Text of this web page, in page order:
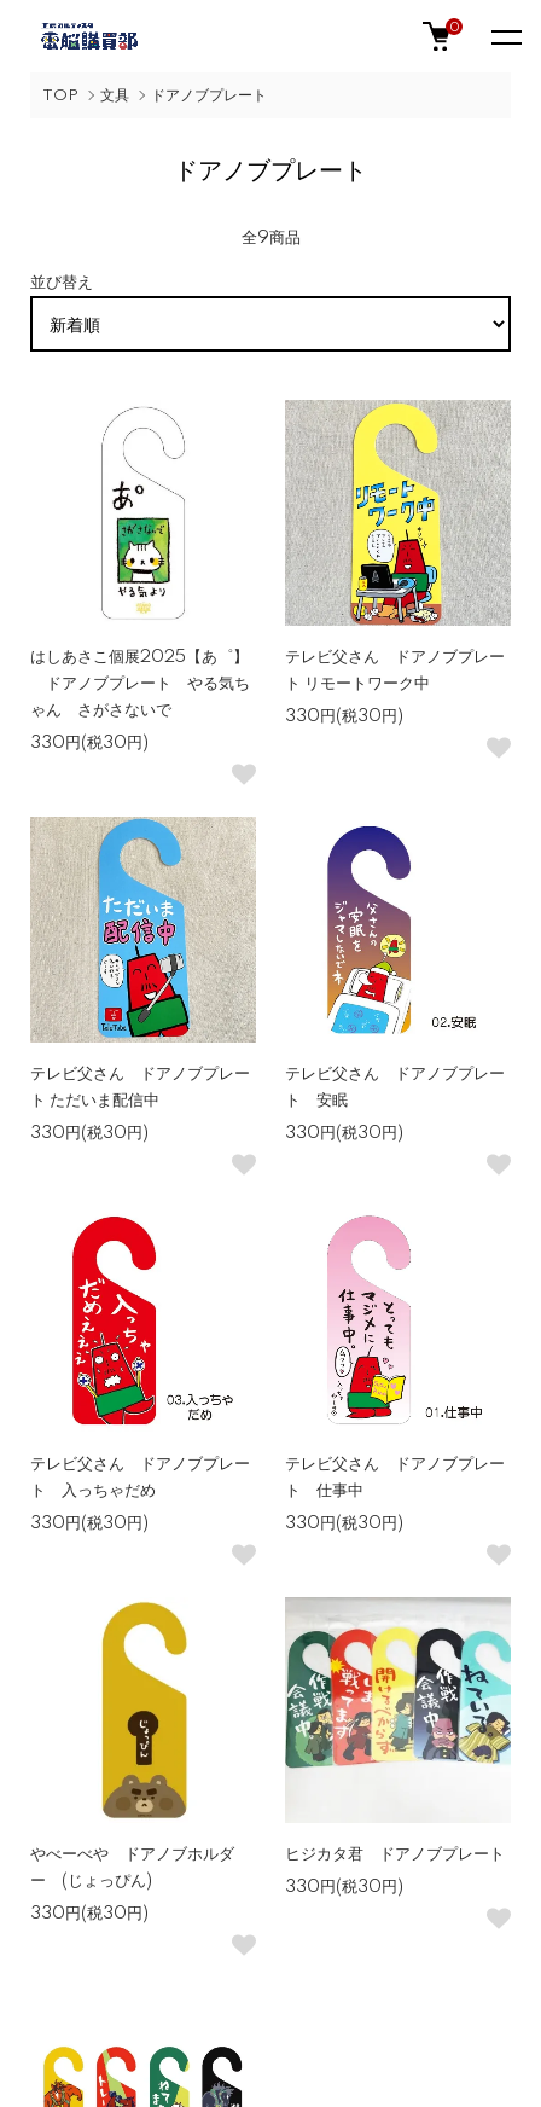
0
TOP 文具 ドアノブプレート
ドアノブプレート
全9商品
並び替え
はしあさこ個展2025【あ゜】
ドアノブプレート やる気ち
ゃん さがさないで
330円(税30円)
テレビ父さん ドアノブプレー
ト リモートワーク中
330円(税30円)
テレビ父さん ドアノブプレー
ト ただいま配信中
330円(税30円)
テレビ父さん ドアノブプレー
ト 安眠
330円(税30円)
テレビ父さん ドアノブプレー
ト 入っちゃだめ
330円(税30円)
テレビ父さん ドアノブプレー
ト 仕事中
330円(税30円)
やべーべや ドアノブホルダ
ー (じょっぴん)
330円(税30円)
ヒジカタ君 ドアノブプレート
330円(税30円)